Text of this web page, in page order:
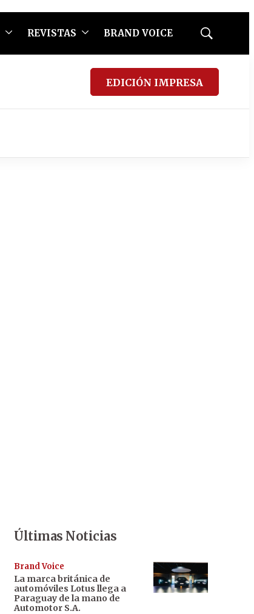
REVISTAS BRAND VOICE
Mostrar
EDICIÓN IMPRESA
Últimas Noticias
Brand Voice
La marca británica de
automóviles Lotus llega a
Paraguay de la mano de
Automotor S.A.